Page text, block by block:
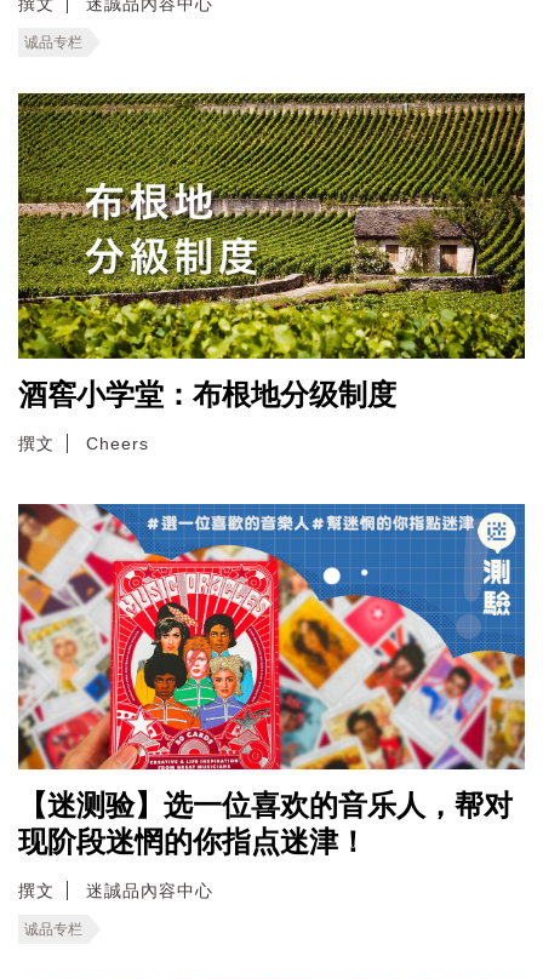
诚品专栏
酒窖小学堂：布根地分级制度
撰文 Cheers
【迷测验】选一位喜欢的音乐人，帮对
现阶段迷惘的你指点迷津！
撰文 迷誠品內容中心
诚品专栏